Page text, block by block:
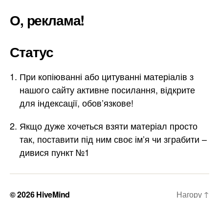
О, реклама!
Статус
При копіюванні або цитуванні матеріалів з
нашого сайту активне посилання, відкрите
для індексації, обов’язкове!
Якщо дуже хочеться взяти матеріал просто
так, поставити під ним своє ім’я чи зграбити –
дивися пункт №1
© 2026HiveMind Нагору ↑